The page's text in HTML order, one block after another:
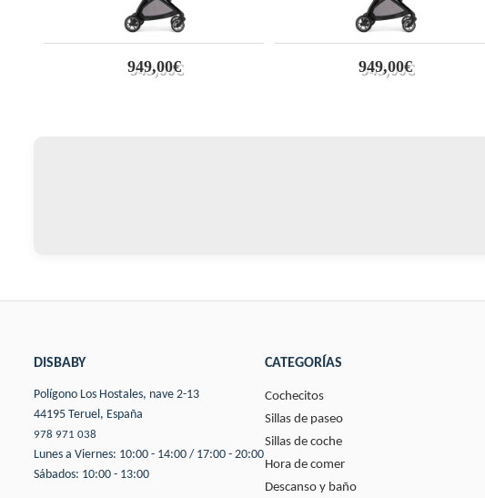
949,00€ 949,00€
DISBABY
Polígono Los Hostales, nave 2-13
44195 Teruel, España
978 971 038
Lunes a Viernes: 10:00 - 14:00 / 17:00 - 20:00
Sábados: 10:00 - 13:00
CATEGORÍAS
Cochecitos
Sillas de paseo
Sillas de coche
Hora de comer
Descanso y baño